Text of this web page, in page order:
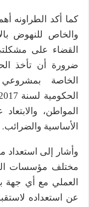
كما أكد الطراونه
والخاص للنهوض
القضاء على
ضرورة أن تأخذ
الخاصة بمشروعي
المواطن،
الأساسية والضرائب.
وأشار إلى استعداد
مختلف مؤسسات
العملي مع أي جهة
عن استعداده